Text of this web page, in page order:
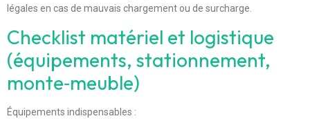
légales en cas de mauvais chargement ou de surcharge.
Checklist matériel et logistique
(équipements, stationnement,
monte‑meuble)
Équipements indispensables :